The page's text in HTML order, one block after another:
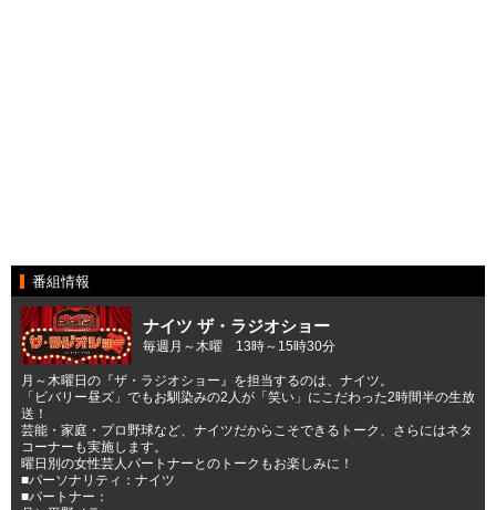
番組情報
ナイツ ザ・ラジオショー
毎週月～木曜 13時～15時30分
月～木曜日の『ザ・ラジオショー』を担当するのは、ナイツ。
「ビバリー昼ズ」でもお馴染みの2人が「笑い」にこだわった2時間半の生放
送！
芸能・家庭・プロ野球など、ナイツだからこそできるトーク、さらにはネタ
コーナーも実施します。
曜日別の女性芸人パートナーとのトークもお楽しみに！
■パーソナリティ：ナイツ
■パートナー：